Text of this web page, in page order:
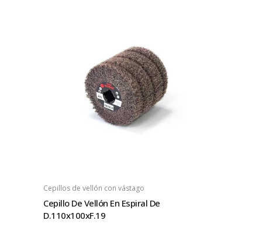
Cepillos de vellón con vástago
Cepillo De Vellón En Espiral De
D.110x100xF.19